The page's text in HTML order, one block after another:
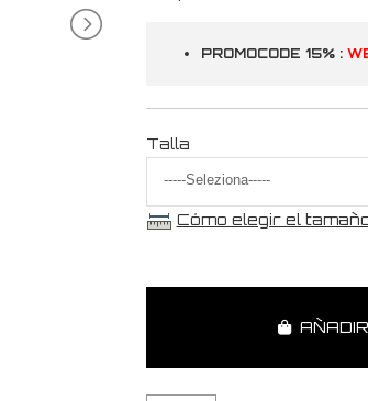
PROMOCODE 15% :
Talla
Cómo elegir el